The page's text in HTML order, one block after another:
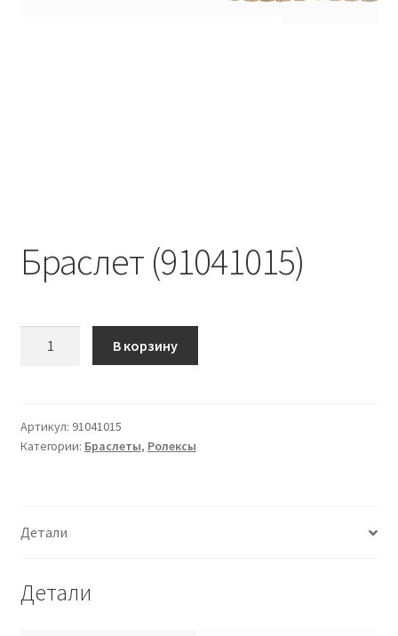
Браслет (91041015)
В корзину
Артикул: 91041015
Категории: Браслеты, Ролексы
Детали
Детали